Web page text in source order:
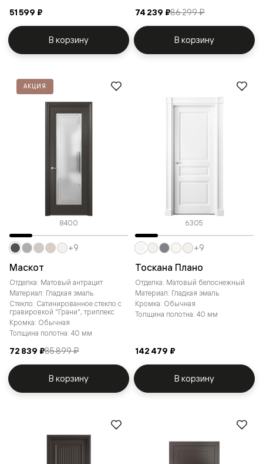
51 599 ₽
В корзину
74 239 ₽86 299 ₽
В корзину
АКЦИЯ
8400
Маскот
Отделка: Матовый антрацит
Материал: Гладкая эмаль
Стекло: Сатинированное стекло с
гравировкой "Грани", триплекс
Кромка: Обычная
Толщина полотна: 40 мм
72 839 ₽85 899 ₽
+9
В корзину
6305
Тоскана Плано
Отделка: Матовый белоснежный
Материал: Гладкая эмаль
Кромка: Обычная
Толщина полотна: 40 мм
142 479 ₽
+9
В корзину